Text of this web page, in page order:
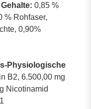
0,85 %
% Rohfaser,
0,90%
Physiologische
B2, 6.500,00 mg
Nicotinamid